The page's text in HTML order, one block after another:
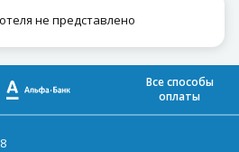
не представлено
Все способы
оплаты